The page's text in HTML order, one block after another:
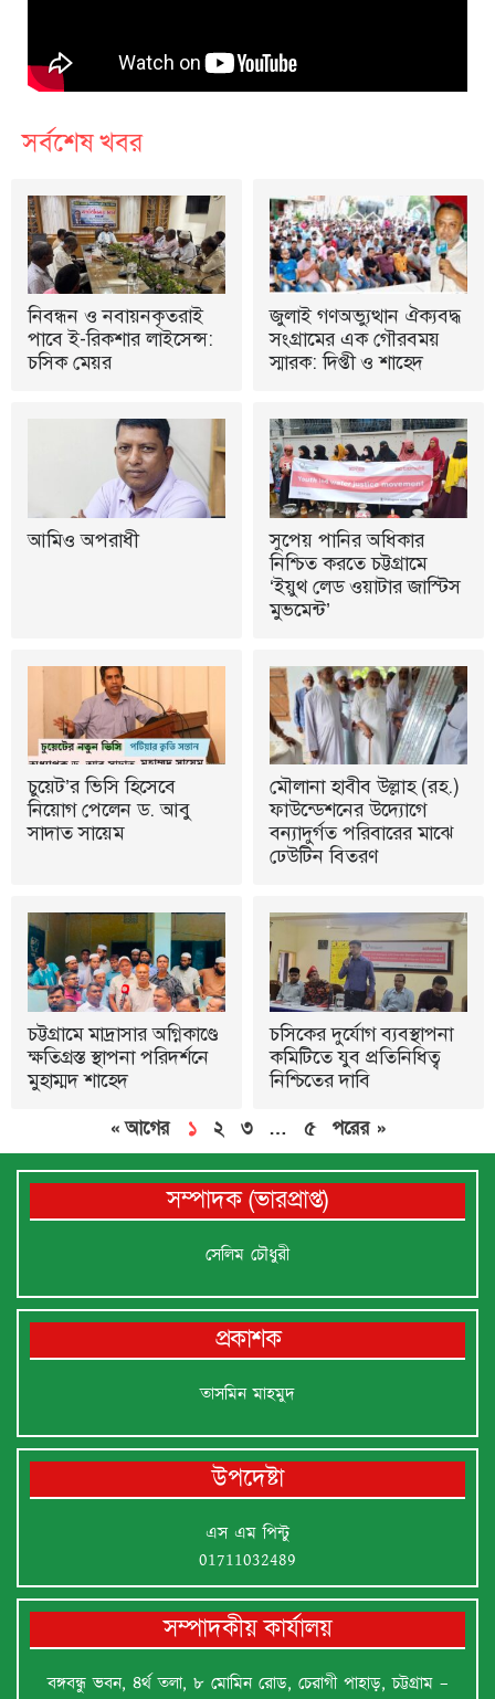
সর্বশেষ খবর
নিবন্ধন ও নবায়নকৃতরাই
পাবে ই-রিকশার লাইসেন্স:
চসিক মেয়র
জুলাই গণঅভ্যুত্থান ঐক্যবদ্ধ
সংগ্রামের এক গৌরবময়
স্মারক: দিপ্তী ও শাহেদ
আমিও অপরাধী
সুপেয় পানির অধিকার
নিশ্চিত করতে চট্টগ্রামে
‘ইয়ুথ লেড ওয়াটার জাস্টিস
মুভমেন্ট’
চুয়েট’র ভিসি হিসেবে
নিয়োগ পেলেন ড. আবু
সাদাত সায়েম
মৌলানা হাবীব উল্লাহ (রহ.)
ফাউন্ডেশনের উদ্যোগে
বন্যাদুর্গত পরিবারের মাঝে
ঢেউটিন বিতরণ
চট্টগ্রামে মাদ্রাসার অগ্নিকাণ্ডে
ক্ষতিগ্রস্ত স্থাপনা পরিদর্শনে
মুহাম্মদ শাহেদ
চসিকের দুর্যোগ ব্যবস্থাপনা
কমিটিতে যুব প্রতিনিধিত্ব
নিশ্চিতের দাবি
« আগের ১ ২ ৩ … ৫ পরের »
সম্পাদক (ভারপ্রাপ্ত)
সেলিম চৌধুরী
প্রকাশক
তাসমিন মাহমুদ
উপদেষ্টা
এস এম পিন্টু
01711032489
সম্পাদকীয় কার্যালয়
বঙ্গবন্ধু ভবন, ৪র্থ তলা, ৮ মোমিন রোড, চেরাগী পাহাড়, চট্টগ্রাম –